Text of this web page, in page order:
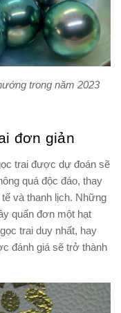
trong năm 2023
đơn giản
trai được dự đoán sẽ
quá độc đáo, thay
và thanh lịch. Những
quấn đơn một hạt
trai duy nhất, hay
đánh giá sẽ trở thành